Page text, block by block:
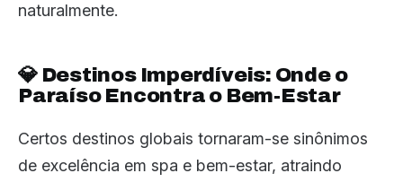
naturalmente.
💎 Destinos Imperdíveis: Onde o
Paraíso Encontra o Bem-Estar
Certos destinos globais tornaram-se sinônimos
de excelência em spa e bem-estar, atraindo